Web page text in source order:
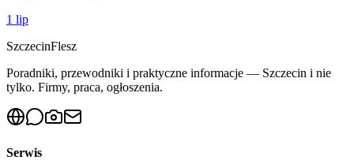
1 lip
SzczecinFlesz
Poradniki, przewodniki i praktyczne informacje — Szczecin i nie
tylko. Firmy, praca, ogłoszenia.
Serwis